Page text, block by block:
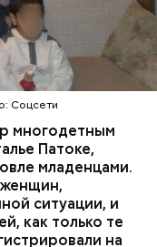
Соцсети
многодетным
Патоке,
младенцами.
ситуации, и
как только те
на
материнства
году: в
колонка под
в которой
многодетную